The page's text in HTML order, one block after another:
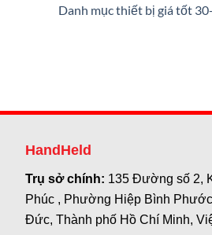
Danh mục thiết bị giá tốt
HandHeld
Trụ sở chính: 135 Đường số 2,
Phúc , Phường Hiệp Bình
Đức, Thành phố Hồ Chí Minh,